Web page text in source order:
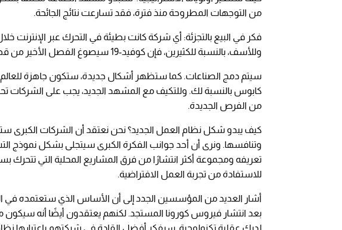
من التوجهات المطروحة منذ فترة، فقد تسارعت نتائج الجائحة.
فكر في البيع بالتجزئة: أي شركة كانت بطيئة في التحرك عبر الإنترنت
وللأسف، بالنسبة للكثيرين، فإن كوفيد-19 سيصوغ الفصل الأخير من قصة التجارة الإلكترونية.
سيتم دمج الصناعات. كما ستظهر أشكال جديدة، ستكون جاهزة
كابوس بالنسبة لك. وللتكيف مع المشهد الجديد، يجب على الشركات
من الفرص الجديدة.
كيف يبدو شكل نظام العمل الجديد؟ نحن نعتقد أن الشركات الكبرى
وتنافسها. ونرى أن أحد جوانب الفكرة الكبرى سيتجلى بشكل نموذج
تعريفه ومجموعة أكثر انتشارًا من فرق المشاريع المحلية التي تتحرك
للاستفادة من تجربة العمل الافتراضية.
أشار العديد من المؤسسين الجدد إلى أن الأساس الذي ستعتمده في
بعد انتشار فيروس كورونا المستجد. لكنهم يعتقدون أيضًا أنه سيكون